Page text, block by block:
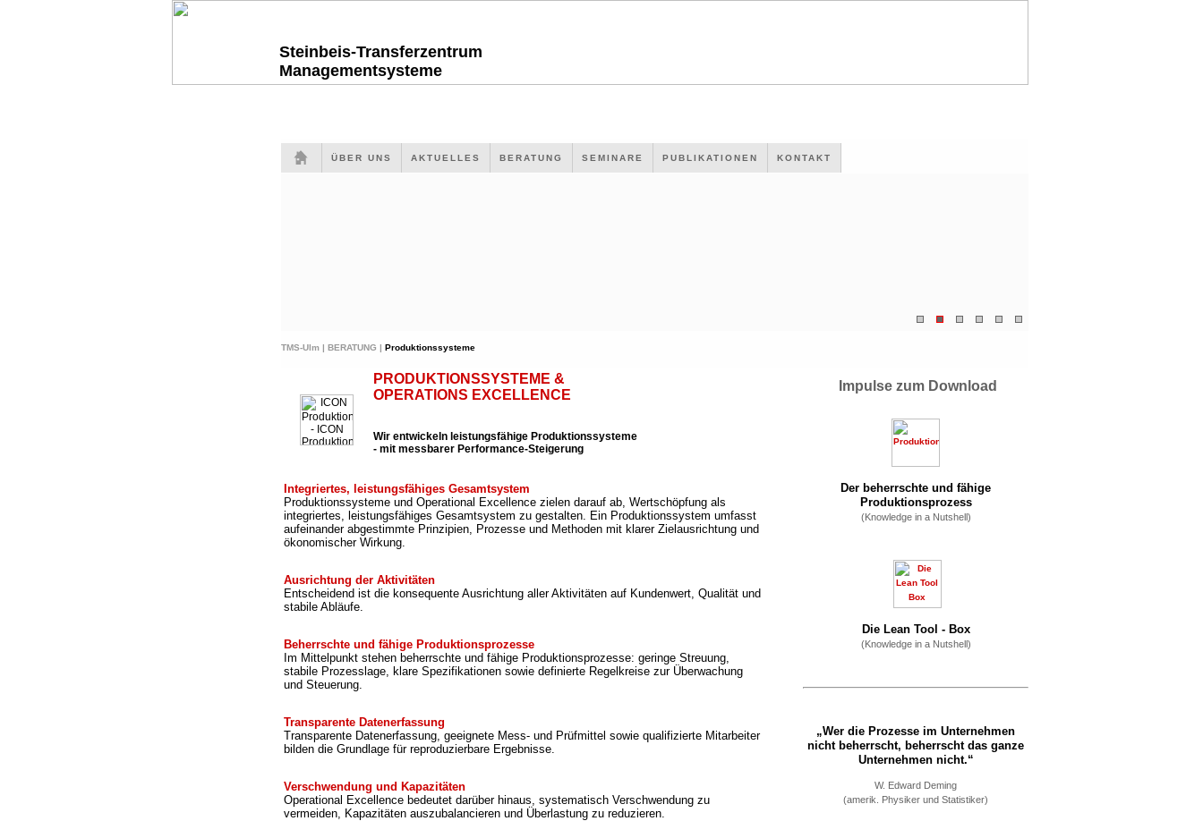
Steinbeis-Transferzentrum
Managementsysteme
ÜBER UNS AKTUELLES BERATUNG SEMINARE PUBLIKATIONEN KONTAKT
TMS-Ulm | BERATUNG | Produktionssysteme
PRODUKTIONSSYSTEME &
OPERATIONS EXCELLENCE
Wir entwickeln leistungsfähige Produktionssysteme
- mit messbarer Performance-Steigerung
Integriertes, leistungsfähiges Gesamtsystem
Produktionssysteme und Operational Excellence zielen darauf ab, Wertschöpfung als
integriertes, leistungsfähiges Gesamtsystem zu gestalten. Ein Produktionssystem umfasst
aufeinander abgestimmte Prinzipien, Prozesse und Methoden mit klarer Zielausrichtung und
ökonomischer Wirkung.
Ausrichtung der Aktivitäten
Entscheidend ist die konsequente Ausrichtung aller Aktivitäten auf Kundenwert, Qualität und
stabile Abläufe.
Beherrschte und fähige Produktionsprozesse
Im Mittelpunkt stehen beherrschte und fähige Produktionsprozesse: geringe Streuung,
stabile Prozesslage, klare Spezifikationen sowie definierte Regelkreise zur Überwachung
und Steuerung.
Transparente Datenerfassung
Transparente Datenerfassung, geeignete Mess- und Prüfmittel sowie qualifizierte Mitarbeiter
bilden die Grundlage für reproduzierbare Ergebnisse.
Verschwendung und Kapazitäten
Operational Excellence bedeutet darüber hinaus, systematisch Verschwendung zu
vermeiden, Kapazitäten auszubalancieren und Überlastung zu reduzieren.
Impulse zum Download
Der beherrschte und fähige
Produktionsprozess
(Knowledge in a Nutshell)
Die Lean Tool - Box
(Knowledge in a Nutshell)
„Wer die Prozesse im Unternehmen
nicht beherrscht, beherrscht das ganze
Unternehmen nicht.“
W. Edward Deming
(amerik. Physiker und Statistiker)